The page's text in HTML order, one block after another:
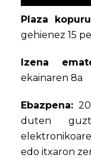
Plaza
gehienez 15
Izena
ekainaren 8a
Ebazpena:
duten
edo itxaron